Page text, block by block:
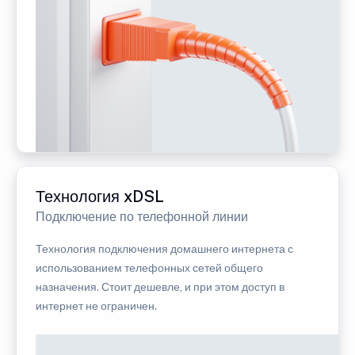
Технология xDSL
Подключение по телефонной линии
Технология подключения домашнего интернета с
использованием телефонных сетей общего
назначения. Стоит дешевле, и при этом доступ в
интернет не ограничен.